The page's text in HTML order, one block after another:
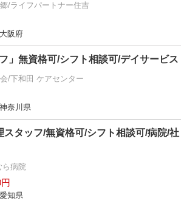
/ライフパートナー住吉
阪府
」無資格可/シフト相談可/デイサービス
/下和田 ケアセンター
奈川県
スタッフ/無資格可/シフト相談可/病院/社
ら病院
知県